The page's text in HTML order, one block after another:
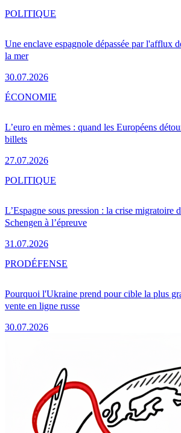
Une enclave espagnole dépassée par l'afflux
la mer
30.07.2026
POLITIQUE
L’euro en mèmes : quand les Européens
billets
27.07.2026
ÉCONOMIE
L’Espagne sous pression : la crise migratoire
Schengen à l’épreuve
31.07.2026
POLITIQUE
Pourquoi l'Ukraine prend pour cible la plus
vente en ligne russe
30.07.2026
PRODÉFENSE